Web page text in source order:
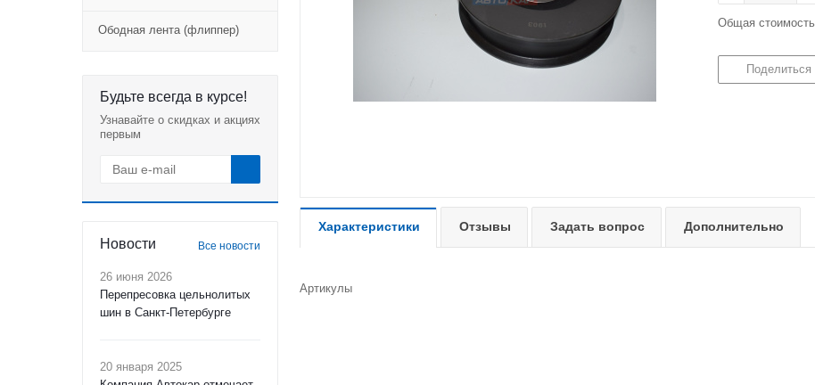
Ободная лента (флиппер)
Будьте всегда в курсе!
Узнавайте о скидках и акциях
первым
Новости Все новости
26 июня 2026
Перепресовка цельнолитых
шин в Санкт-Петербурге
20 января 2025
Общая стоимость
Поделиться
Характеристики Отзывы Задать вопрос Дополнительно
Артикулы